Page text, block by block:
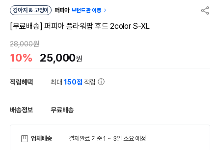
강아지 & 고양이 퍼피아 브랜드관 이동
[무료배송] 퍼피아 플라워팝 후드 2color S-XL
28,000원
10% 25,000원
적립혜택 최대150점 적립
배송정보 무료배송
업체배송 결제완료 기준 1 ~ 3일 소요 예정